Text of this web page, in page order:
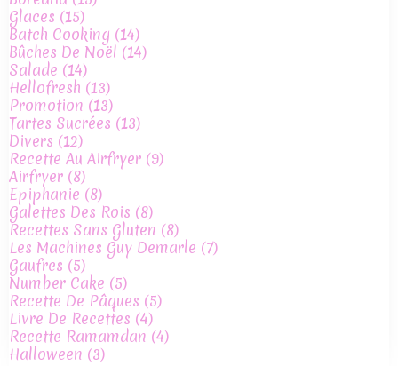
Glaces (15)
Batch Cooking (14)
Bûches De Noël (14)
Salade (14)
Hellofresh (13)
Promotion (13)
Tartes Sucrées (13)
Divers (12)
Recette Au Airfryer (9)
Airfryer (8)
Epiphanie (8)
Galettes Des Rois (8)
Recettes Sans Gluten (8)
Les Machines Guy Demarle (7)
Gaufres (5)
Number Cake (5)
Recette De Pâques (5)
Livre De Recettes (4)
Recette Ramamdan (4)
Halloween (3)